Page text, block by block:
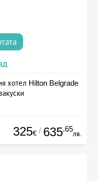
хотел Hilton Belgrade
325€ / 635.65
лв.